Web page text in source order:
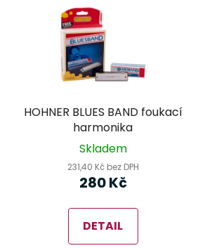
HOHNER BLUES BAND foukací
harmonika
Skladem
231,40 Kč bez DPH
280 Kč
DETAIL